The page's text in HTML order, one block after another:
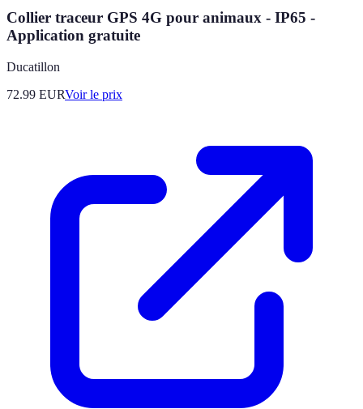
Collier traceur GPS 4G pour animaux - IP65 -
Application gratuite
Ducatillon
72.99 EURVoir le prix